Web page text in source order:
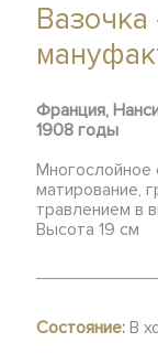
Вазочка
Франция,
1908 годы
Многослойное
матирование,
травлением в
Высота 19 см
Состояние: В